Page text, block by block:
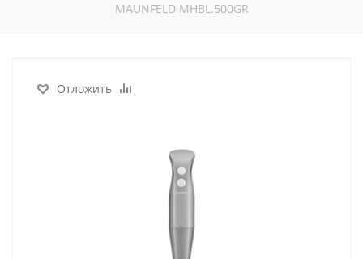
MAUNFELD MHBL.500GR
Отложить